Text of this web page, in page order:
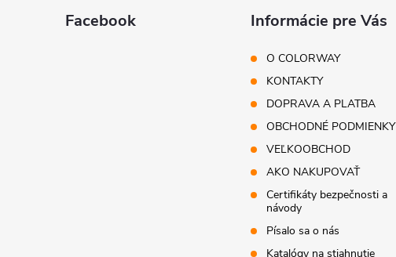
Facebook Informácie pre Vás
O COLORWAY
KONTAKTY
DOPRAVA A PLATBA
OBCHODNÉ PODMIENKY
VEĽKOOBCHOD
AKO NAKUPOVAŤ
Certifikáty bezpečnosti a
návody
Písalo sa o nás
Katalógy na stiahnutie